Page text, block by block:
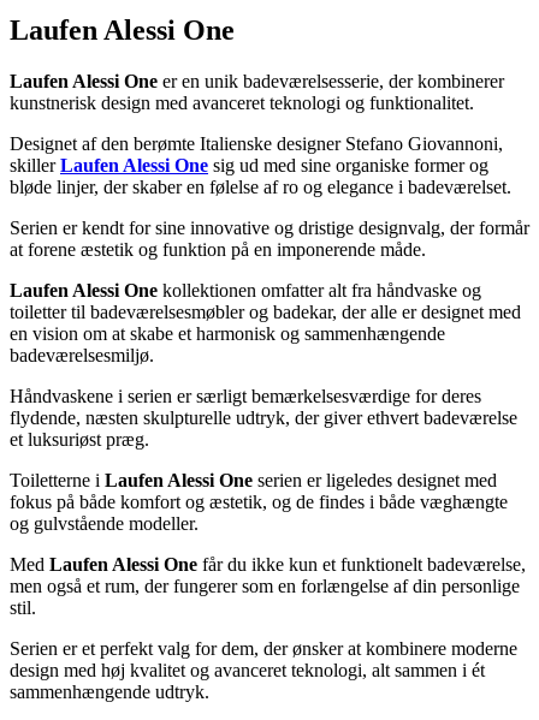
Laufen Alessi One
Laufen Alessi One er en unik badeværelsesserie, der kombinerer
kunstnerisk design med avanceret teknologi og funktionalitet.
Designet af den berømte Italienske designer Stefano Giovannoni,
skillerLaufen Alessi One sig ud med sine organiske former og
bløde linjer, der skaber en følelse af ro og elegance i badeværelset.
Serien er kendt for sine innovative og dristige designvalg, der formår
at forene æstetik og funktion på en imponerende måde.
Laufen Alessi One kollektionen omfatter alt fra håndvaske og
toiletter til badeværelsesmøbler og badekar, der alle er designet med
en vision om at skabe et harmonisk og sammenhængende
badeværelsesmiljø.
Håndvaskene i serien er særligt bemærkelsesværdige for deres
flydende, næsten skulpturelle udtryk, der giver ethvert badeværelse
et luksuriøst præg.
Toiletterne i Laufen Alessi One serien er ligeledes designet med
fokus på både komfort og æstetik, og de findes i både væghængte
og gulvstående modeller.
Med Laufen Alessi One får du ikke kun et funktionelt badeværelse,
men også et rum, der fungerer som en forlængelse af din personlige
stil.
Serien er et perfekt valg for dem, der ønsker at kombinere moderne
design med høj kvalitet og avanceret teknologi, alt sammen i ét
sammenhængende udtryk.